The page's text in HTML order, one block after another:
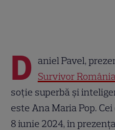
D aniel Pavel,
Survivor România
soție superbă și
este Ana Maria Pop.
8 iunie 2024, în